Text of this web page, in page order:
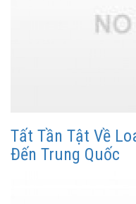
Tất Tần Tật Về
Đến Trung Quốc